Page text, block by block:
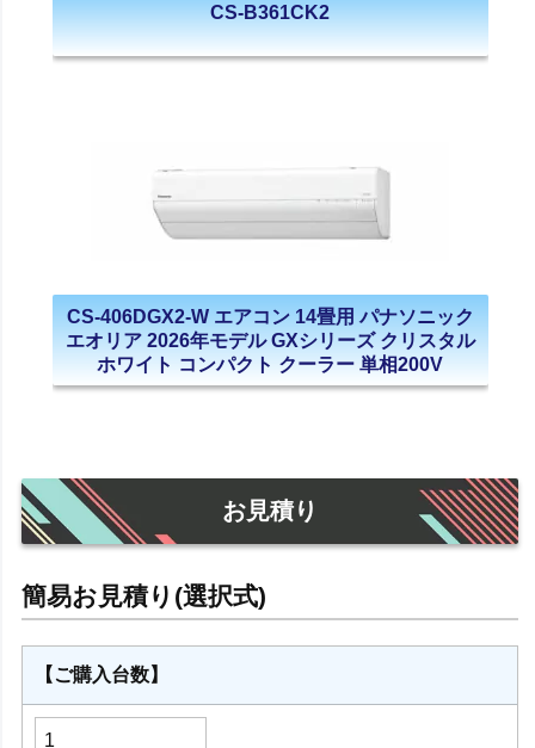
CS-B361CK2
CS-406DGX2-W エアコン 14畳用 パナソニック
エオリア 2026年モデル GXシリーズ クリスタル
ホワイト コンパクト クーラー 単相200V
お見積り
【ご購入台数】